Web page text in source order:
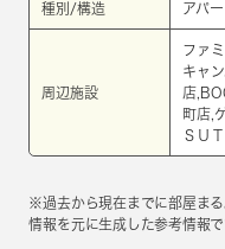
種別/構造 アパ
周辺施設
ファ
キャ
店
町店,
ＳＵ
※過去から現在までに部屋ま
情報を元に生成した参考情報で